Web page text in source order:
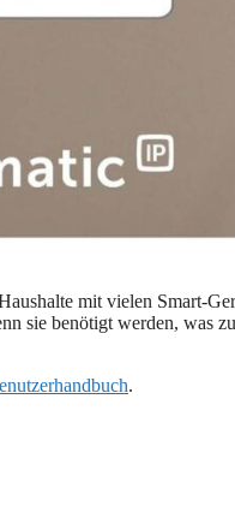
mit vielen Smart-
sie benötigt werden, was zu
.